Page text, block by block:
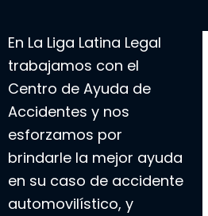
En La Liga Latina Legal
trabajamos con el
Centro de Ayuda de
Accidentes y nos
esforzamos por
brindarle la mejor ayuda
en su caso de accidente
automovilístico, y